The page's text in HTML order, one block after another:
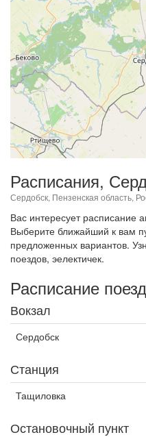
Расписания,
Сердобск, Пензенская область,
Вас интересует расписание
Выберите ближайший к вам
предложенных вариантов.
поездов, эелектичек.
Расписание
Вокзал
Сердобск
Станция
Тащиловка
Остановочный пункт